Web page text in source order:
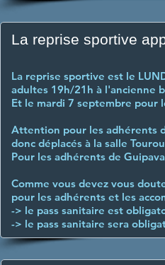
La reprise sportive
La reprise sportive est le
adultes 19h/21h à l'ancienne
Et le mardi 7 septembre pour
Attention pour les adhérents
donc déplacés à la salle
Pour les adhérents de
Comme vous devez vous
pour les adhérents et les
-> le pass sanitaire est
-> le pass sanitaire sera